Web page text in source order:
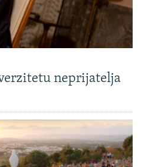
neprijatelja